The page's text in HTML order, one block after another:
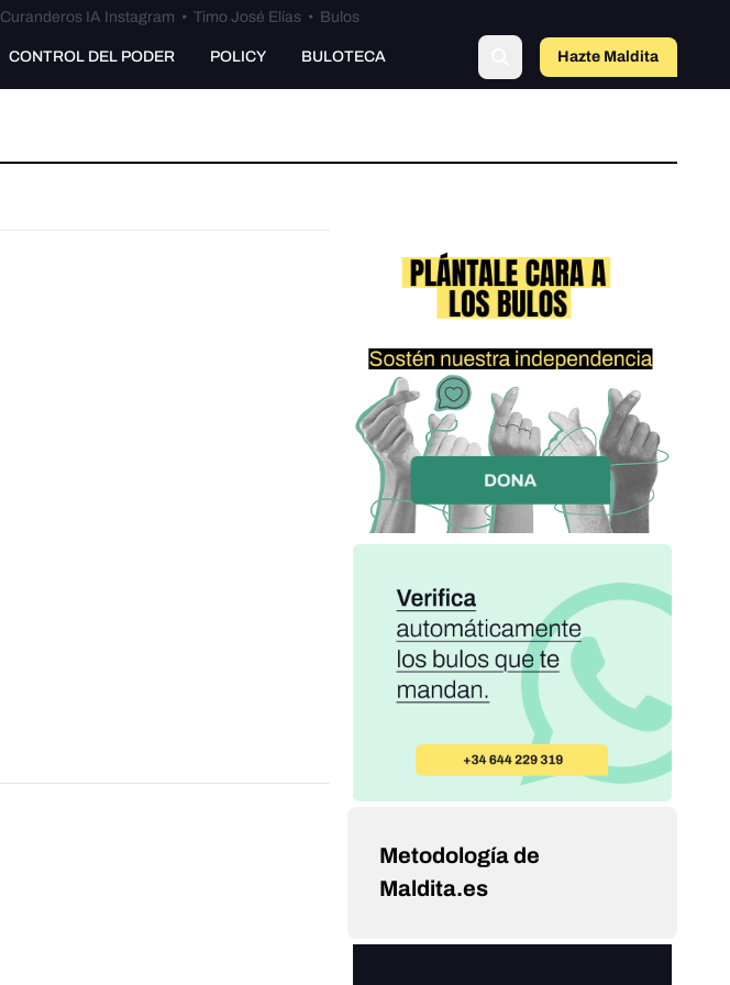
Curanderos IA Instagram • Timo José Elías• Bulos
CONTROL DEL PODER POLICY BULOTECA Hazte Maldita
Metodología de
Maldita.es